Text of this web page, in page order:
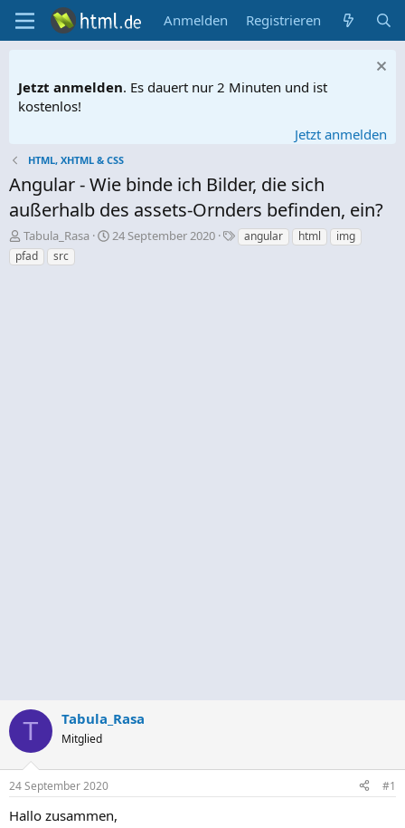
Anmelden Registrieren
Jetzt anmelden. Es dauert nur 2 Minuten und ist
kostenlos!
Jetzt anmelden
HTML, XHTML & CSS
Angular - Wie binde ich Bilder, die sich
außerhalb des assets-Ornders befinden, ein?
E
r
s
Tabula_Rasa
E
24 September 2020
S
c
angular html
img
pfad
src
T Tabula_Rasa
Mitglied
24 September 2020 #1
Hallo zusammen,